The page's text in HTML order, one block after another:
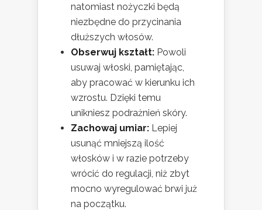
natomiast nożyczki będą
niezbędne do przycinania
dłuższych włosów.
Obserwuj kształt: Powoli
usuwaj włoski, pamiętając,
aby pracować w kierunku ich
wzrostu. Dzięki temu
unikniesz podrażnień skóry.
Zachowaj umiar: Lepiej
usunąć mniejszą ilość
włosków i w razie potrzeby
wrócić do regulacji, niż zbyt
mocno wyregulować brwi już
na początku.